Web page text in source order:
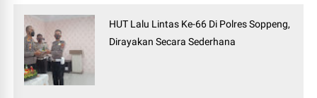
HUT Lalu Lintas Ke-66 Di Polres Soppeng,
Dirayakan Secara Sederhana